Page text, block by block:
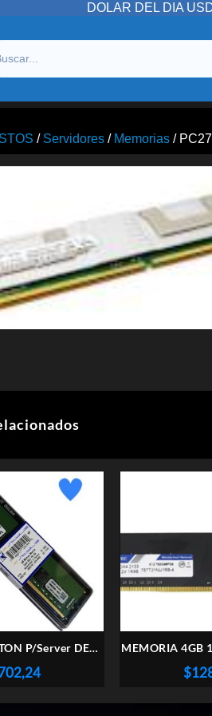
DOLAR DEL DIA
/ Servidores / Memorias /
P/Server DELL
2666MHz
MEMORIA 4GB
RD0-10-
$